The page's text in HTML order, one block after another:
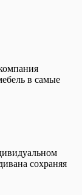
в самые
сохраняя